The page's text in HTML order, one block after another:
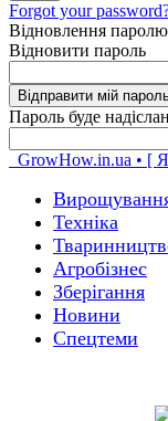
Forgot your
Відновлення паролю
Відновити пароль
Пароль буде
GrowHow.in.ua • [
Техніка
Агробізнес
Зберігання
Новини
Спецтеми